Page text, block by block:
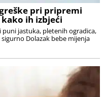
greške pri pripremi
ih izbjeći
puni jastuka, pletenih ogradica,
Dolazak bebe mijenja